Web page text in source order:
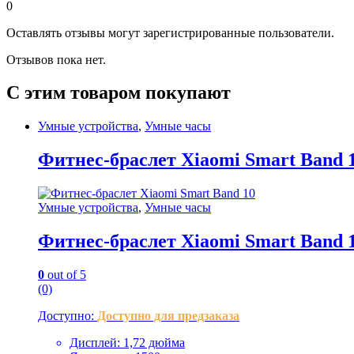
0
Оставлять отзывы могут зарегистрированные пользователи.
Отзывов пока нет.
С этим товаром покупают
Умные устройства, Умные часы
Фитнес-браслет Xiaomi Smart Band
Умные устройства, Умные часы
Фитнес-браслет Xiaomi Smart Band
0 out of 5
(0)
Доступно: Доступно для предзаказа
Дисплей: 1,72 дюйма